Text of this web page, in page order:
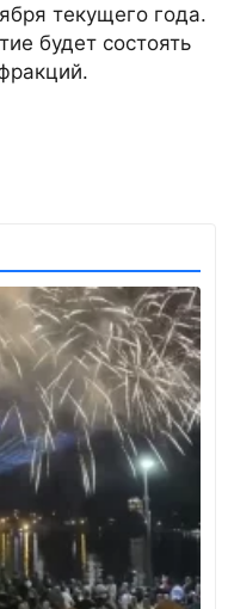
текущего года.
будет состоять